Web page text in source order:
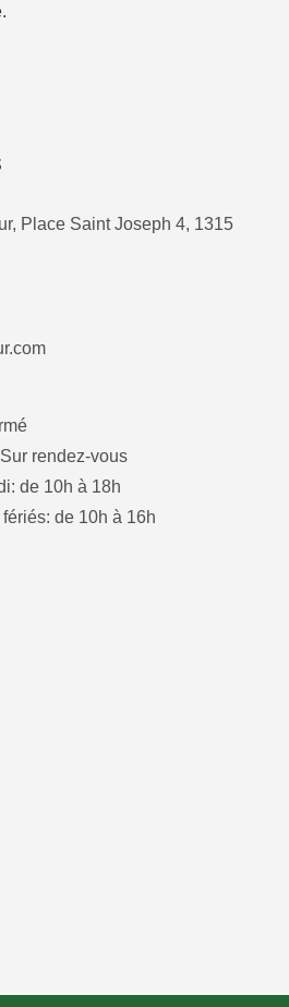
Place Saint Joseph 4, 1315
rendez-vous
de 10h à 18h
de 10h à 16h